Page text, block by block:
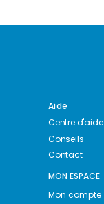
Aide
Centre d'aide
Conseils
Contact
MON ESPACE
Mon compte